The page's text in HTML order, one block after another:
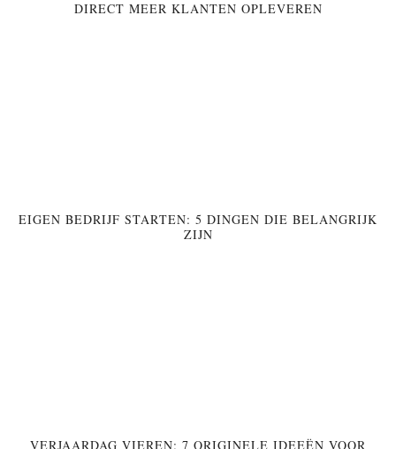
DIRECT MEER KLANTEN OPLEVEREN
EIGEN BEDRIJF STARTEN: 5 DINGEN DIE BELANGRIJK
ZIJN
VERJAARDAG VIEREN: 7 ORIGINELE IDEEËN VOOR